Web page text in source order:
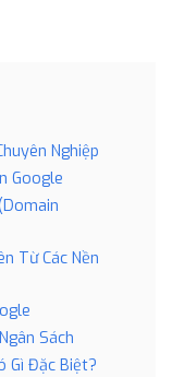
Nghiệp
Google
Từ Các Nền
Sách
Gì Đặc Biệt?